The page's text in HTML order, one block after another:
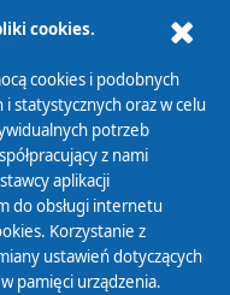
cookies.
cookies i podobnych
statystycznych oraz w celu
potrzeb
z nami
aplikacji
do obsługi internetu
Korzystanie z
ustawień dotyczących
pamięci urządzenia.